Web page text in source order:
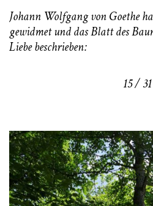
Johann Wolfgang von Goethe
gewidmet und das Blatt des
Liebe beschrieben:
15 / 31